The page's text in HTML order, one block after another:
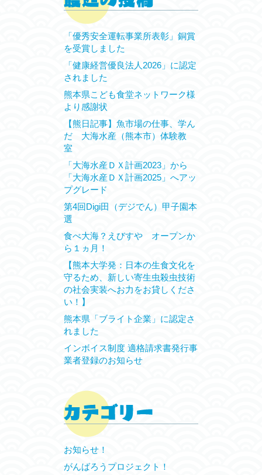
「優秀安全運転事業所表彰」銅賞
を受賞しました
「健康経営優良法人2026」に認定
されました
熊本県こども食堂ネットワーク様
より感謝状
【熊日記事】魚市場の仕事、学ん
だ 大海水産（熊本市）体験教
室
「大海水産ＤＸ計画2023」から
「大海水産ＤＸ計画2025」へアッ
プグレード
第4回Digi田（デジでん）甲子園本
選
食べ大海？えびすや オープンか
ら１ヵ月！
【熊本大学発：日本の生食文化を
守るため、新しい寄生虫殺虫技術
の社会実装へお力をお貸しくださ
い！】
熊本県「ブライト企業」に認定さ
れました
インボイス制度 適格請求書発行事
業者登録のお知らせ
お知らせ！
がんばろうプロジェクト！